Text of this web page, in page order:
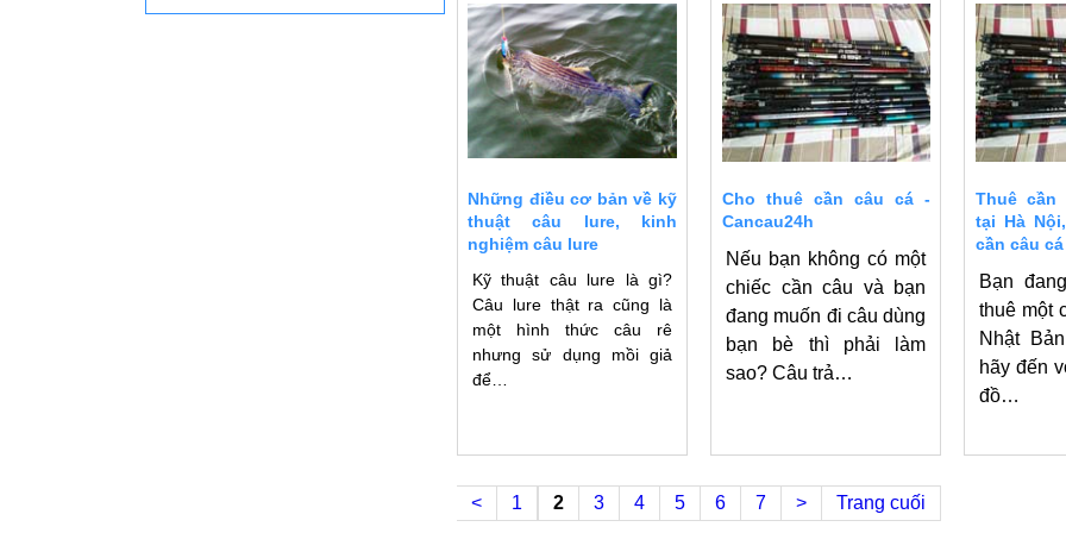
Những điều cơ bản về kỹ
thuật câu lure, kinh
nghiệm câu lure
Kỹ thuật câu lure là gì?
Câu lure thật ra cũng là
một hình thức câu rê
nhưng sử dụng mồi giả
để…
Cho thuê cần câu cá -
Cancau24h
Nếu bạn không có một
chiếc cần câu và bạn
đang muốn đi câu dùng
bạn bè thì phải làm
sao? Câu trả…
Thuê cần
tại Hà
cần câu
Bạn
thuê một
Nhật
hãy đến
đồ…
< 1 2 3 4 5 6 7 > Trang cuối